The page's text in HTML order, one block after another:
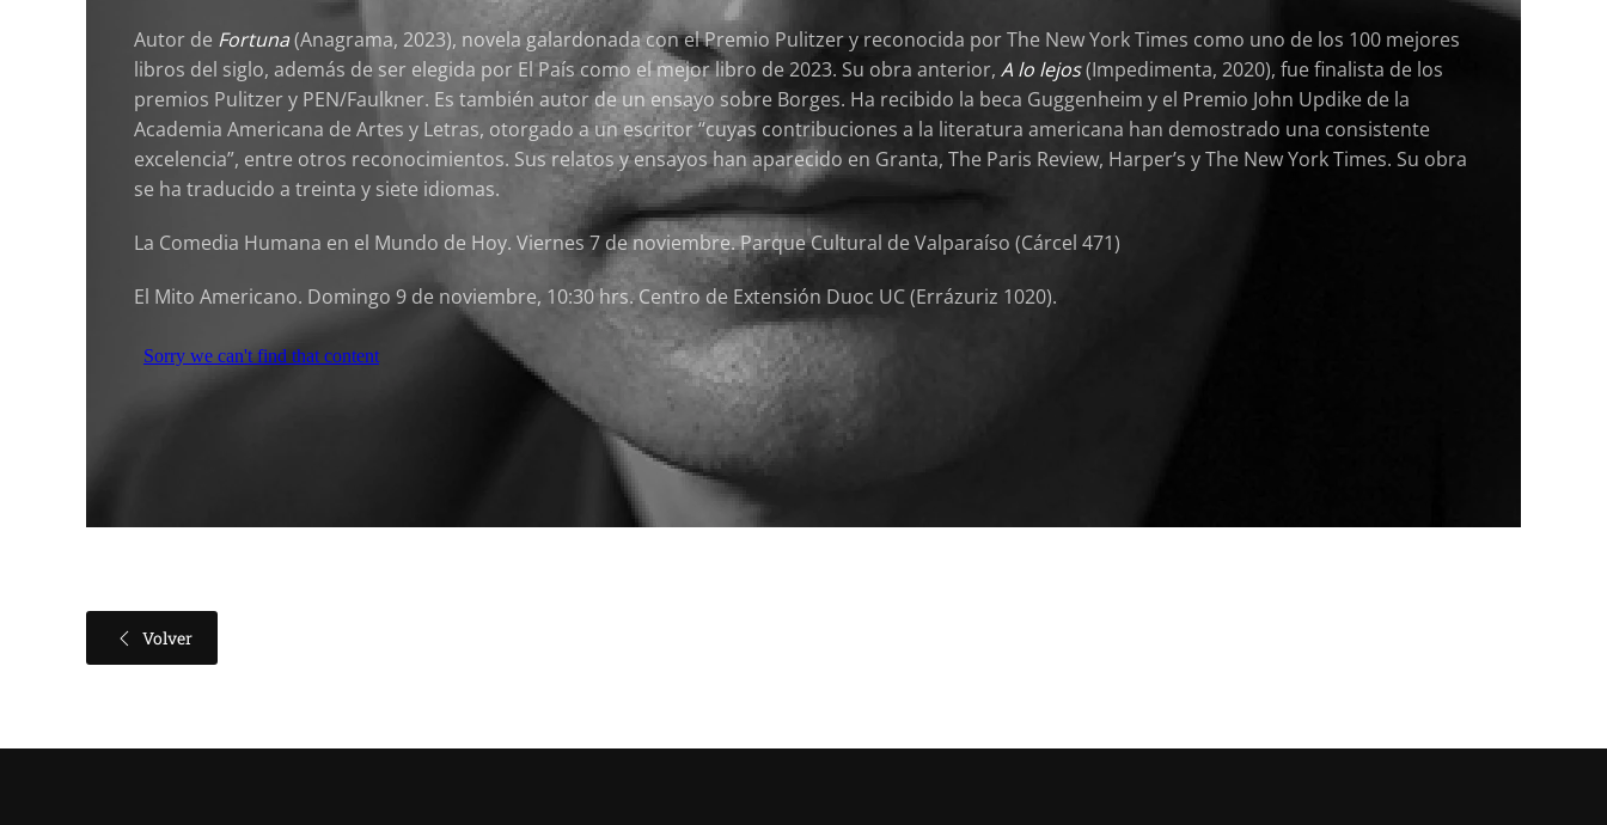
Autor de Fortuna(Anagrama, 2023), novela galardonada con el Premio Pulitzer y reconocida por The New York Times como uno de los 100 mejores
libros del siglo, además de ser elegida por El País como el mejor libro de 2023. Su obra anterior, A lo lejos(Impedimenta, 2020), fue finalista de los
premios Pulitzer y PEN/Faulkner. Es también autor de un ensayo sobre Borges. Ha recibido la beca Guggenheim y el Premio John Updike de la
Academia Americana de Artes y Letras, otorgado a un escritor “cuyas contribuciones a la literatura americana han demostrado una consistente
excelencia”, entre otros reconocimientos. Sus relatos y ensayos han aparecido en Granta, The Paris Review, Harper’s y The New York Times. Su obra
se ha traducido a treinta y siete idiomas.
La Comedia Humana en el Mundo de Hoy. Viernes 7 de noviembre. Parque Cultural de Valparaíso (Cárcel 471)
El Mito Americano. Domingo 9 de noviembre, 10:30 hrs. Centro de Extensión Duoc UC (Errázuriz 1020).
Volver